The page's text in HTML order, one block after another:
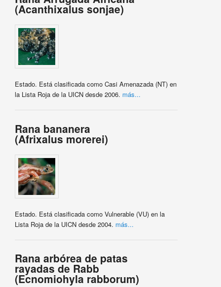
(Acanthixalus sonjae)
Estado. Está clasificada como Casi Amenazada (NT) en
la Lista Roja de la UICN desde 2006. más...
Rana bananera
(Afrixalus morerei)
Estado. Está clasificada como Vulnerable (VU) en la
Lista Roja de la UICN desde 2004. más...
Rana arbórea de patas
rayadas de Rabb
(Ecnomiohyla rabborum)